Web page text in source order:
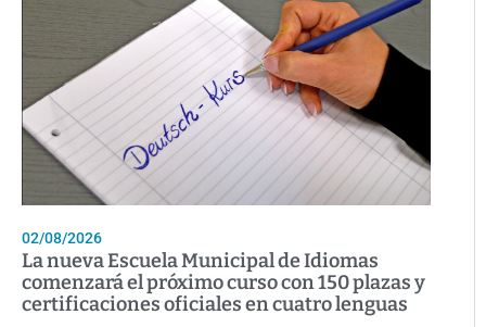
02/08/2026
La nueva Escuela Municipal de Idiomas
comenzará el próximo curso con 150 plazas y
certificaciones oficiales en cuatro lenguas